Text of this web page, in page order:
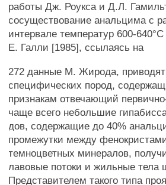
работы Дж. Роукса и Д.Л.
сосуществование анальцима с
интервале температур 600-
Е. Галли [1985], ссылаясь на
272 данные М. Жирода,
специфических пород,
признакам отвечающий
чаще всего небольшие
дов, содержащие до 40%
промежутки между
темноцветных минералов,
лавовые потоки и жильные тела
Представителем такого типа